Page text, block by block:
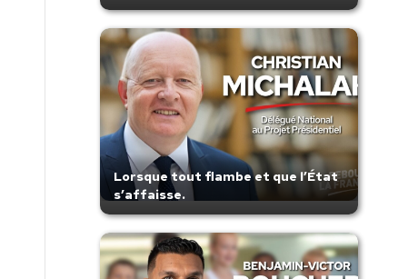
Lorsque tout flambe et que l’État
s’affaisse.